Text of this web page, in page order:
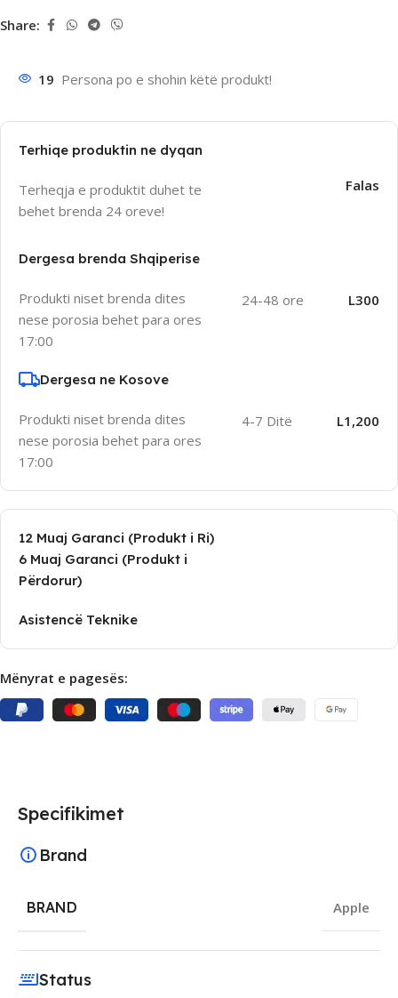
Share:
19 Persona po e shohin këtë produkt!
Terhiqe produktin ne dyqan
Terheqja e produktit duhet te
behet brenda 24 oreve!
Falas
Dergesa brenda Shqiperise
Produkti niset brenda dites
nese porosia behet para ores
17:00
24-48 ore L300
Dergesa ne Kosove
Produkti niset brenda dites
nese porosia behet para ores
17:00
4-7 Ditë L1,200
12 Muaj Garanci (Produkt i Ri)
6 Muaj Garanci (Produkt i
Përdorur)
Asistencë Teknike
Mënyrat e pagesës:
Specifikimet
Brand
BRAND Apple
Status